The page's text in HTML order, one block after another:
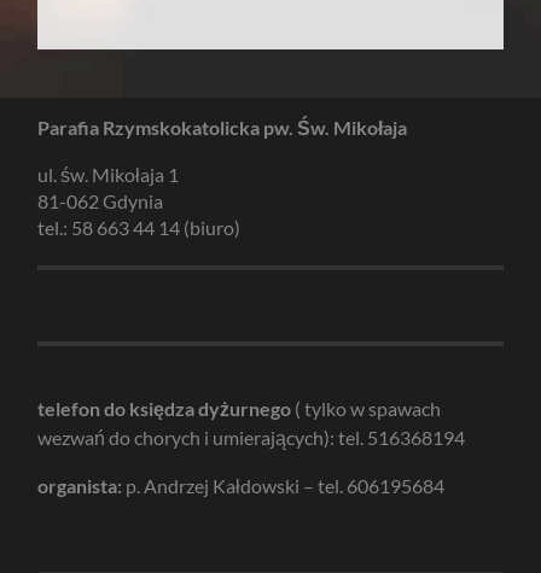
Parafia Rzymskokatolicka pw. Św. Mikołaja
ul. św. Mikołaja 1
81-062 Gdynia
tel.: 58 663 44 14 (biuro)
telefon do księdza dyżurnego ( tylko w spawach
wezwań do chorych i umierających): tel. 516368194
organista: p. Andrzej Kałdowski – tel. 606195684